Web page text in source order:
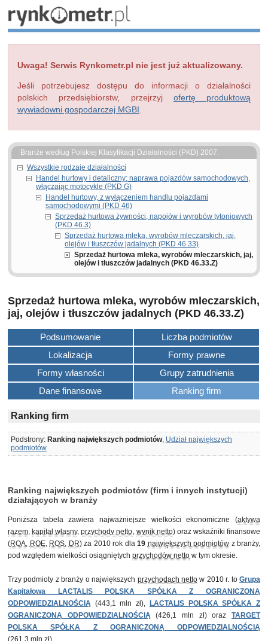
Uwaga! Serwis Rynkometr.pl nie jest już aktualizowany.
Jeśli potrzebujesz dostępu do informacji o działalności
polskich przedsiębiorstw, przejrzyj ofertę produktową
wywiadowni gospodarczej MGBI
Branże według Polskiej Klasyfikacji Działalności (PKD) 2007:
Wszystkie rodzaje działalności
Handel hurtowy i detaliczny; naprawa pojazdów samochodowych,
włączając motocykle (PKD G)
Handel hurtowy, z wyłączeniem handlu pojazdami
samochodowymi (PKD 46)
Sprzedaż hurtowa żywności, napojów i wyrobów tytoniowych
(PKD 46.3)
Sprzedaż hurtowa mleka, wyrobów mleczarskich, jaj,
olejów i tłuszczów jadalnych (PKD 46.33)
Sprzedaż hurtowa mleka, wyrobów mleczarskich, jaj,
olejów i tłuszczów jadalnych (PKD 46.33.Z)
Sprzedaż hurtowa mleka, wyrobów mleczarskich,
jaj, olejów i tłuszczów jadalnych (PKD 46.33.Z)
Podsumowanie
Liczba podmiotów
Lokalizacja
Formy prawne
Formy własności
Grupy zatrudnienia
Dane finansowe
Ranking firm
Ranking firm
Podstrony: Ranking największych podmiotów, Udział największych
podmiotów
Ranking największych podmiotów (firm i innych instytucji)
działających w branży
Poniższa tabela zawiera najważniejsze wielkości ekonomiczne (aktywa
razem, kapitał własny,przychody netto, wynik netto) oraz wskaźniki finansowe
(ROA, ROE, ROS, DR) za 2010 rok dla 19 największych podmiotów z branży,
pod względem wielkości osiągniętych przychodów netto w tym okresie.
Trzy podmioty z branży o największych przychodach nettow 2010 r. toGrupa
Kapitałowa LACTALIS POLSKA SPÓŁKA Z OGRANICZONĄ
ODPOWIEDZIALNOŚCIĄ (443,1 mln zł),
LACTALIS POLSKA SPÓŁKA Z
OGRANICZONĄ ODPOWIEDZIALNOŚCIĄ(426,1 mln zł) orazTARGET
POLSKA SPÓŁKA Z OGRANICZONĄ ODPOWIEDZIALNOŚCIĄ
(261,3 mln zł).